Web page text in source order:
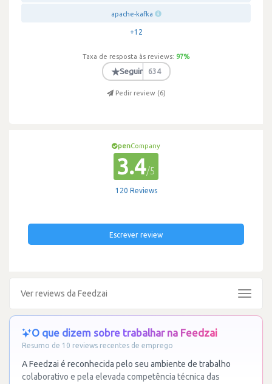
apache-kafka
+12
Taxa de resposta às reviews: 97%
★Seguir 634
Pedir review (6)
penCompany
3.4/5
120 Reviews
Escrever review
Ver reviews da Feedzai
Toggle
O que dizem sobre trabalhar na Feedzai
Resumo de 10 reviews recentes de emprego
A Feedzai é reconhecida pelo seu ambiente de trabalho
colaborativo e pela elevada competência técnica das